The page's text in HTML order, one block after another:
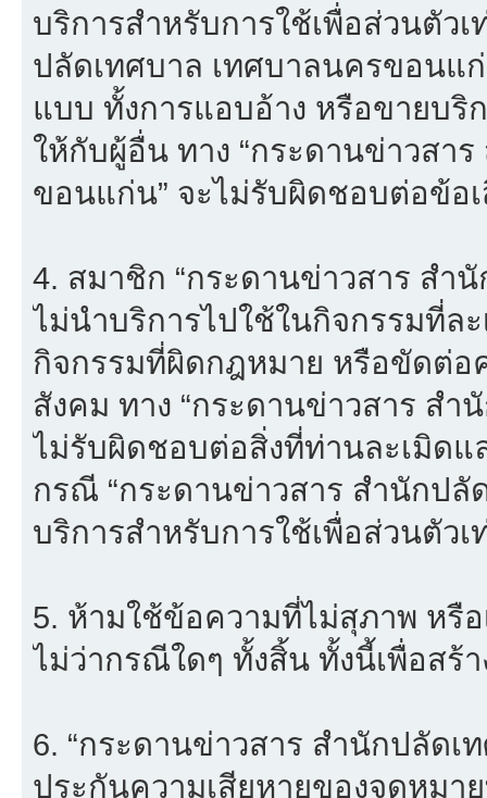
บริการสำหรับการใช้เพื่อส่วนตัว
ปลัดเทศบาล เทศบาลนครขอนแ
แบบ ทั้งการแอบอ้าง หรือขายบริ
ให้กับผู้อื่น ทาง “กระดานข่าวสา
ขอนแก่น” จะไม่รับผิดชอบต่อข้อ
4. สมาชิก “กระดานข่าวสาร สำ
ไม่นำบริการไปใช้ในกิจกรรมที่ล
กิจกรรมที่ผิดกฎหมาย หรือขัดต่อ
สังคม ทาง “กระดานข่าวสาร ส
ไม่รับผิดชอบต่อสิ่งที่ท่านละเมิดแ
กรณี “กระดานข่าวสาร สำนักปลั
บริการสำหรับการใช้เพื่อส่วนตัวเ
5. ห้ามใช้ข้อความที่ไม่สุภาพ หรื
ไม่ว่ากรณีใดๆ ทั้งสิ้น ทั้งนี้เพื่อสร้
6. “กระดานข่าวสาร สำนักปลัด
ประกันความเสียหายของจดหมา